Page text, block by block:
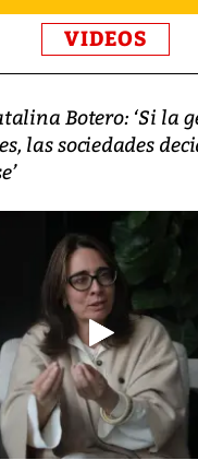
VIDEOS
Botero: ‘Si la
las sociedades